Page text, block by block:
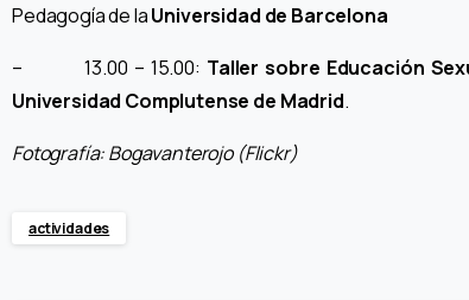
Pedagogía de laUniversidad de Barcelona
– 13.00 – 15.00: Taller sobre Educación
Universidad Complutense de Madrid.
Fotografía: Bogavanterojo (Flickr)
actividades